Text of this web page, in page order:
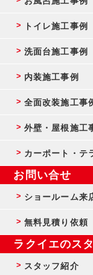
トイレ施工事例
洗面台施工事例
内装施工事例
全面改装施工事
外壁・屋根施工
カーポート・テ
お問い合せ
ショールーム来
無料見積り依頼
ラクイエのス
スタッフ紹介